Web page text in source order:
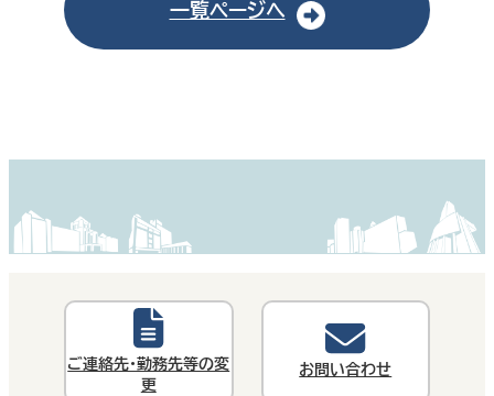
一覧ページへ
ご連絡先・勤務先等の変
更
お問い合わせ